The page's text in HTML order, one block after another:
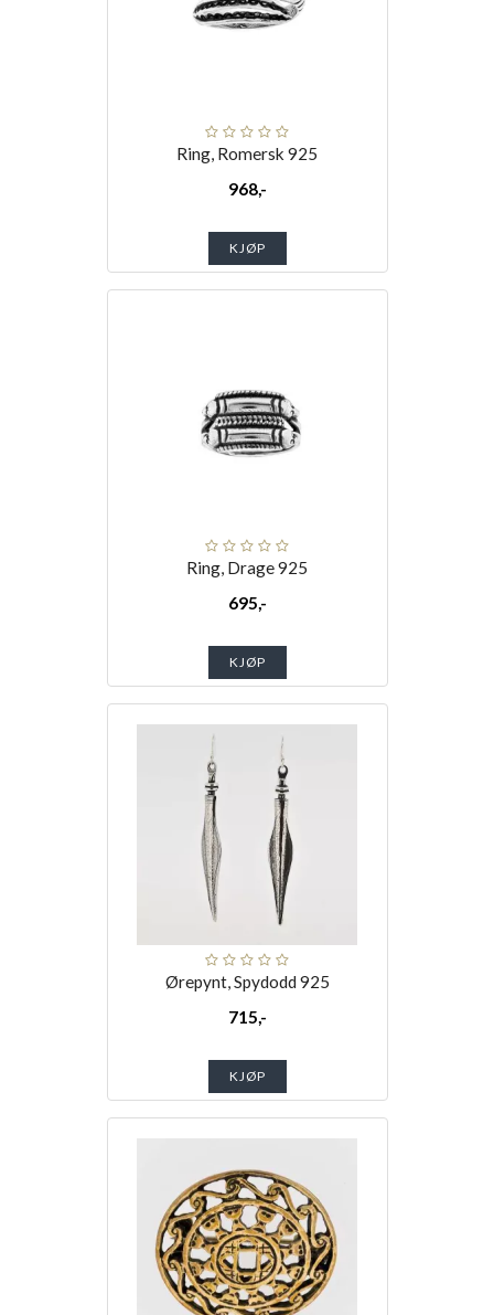
Ring, Romersk 925
968,-
KJØP
Ring, Drage 925
695,-
KJØP
Ørepynt, Spydodd 925
715,-
KJØP